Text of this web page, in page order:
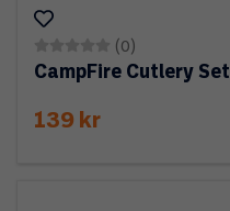
(0)
CampFire Cutlery Set
139 kr